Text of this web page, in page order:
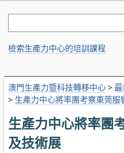
澳門生產力暨科技轉移中心>
> 生產力中心將率團考察東莞服
生產力中心將率團
及技術展
檢索生產力中心的培訓課程